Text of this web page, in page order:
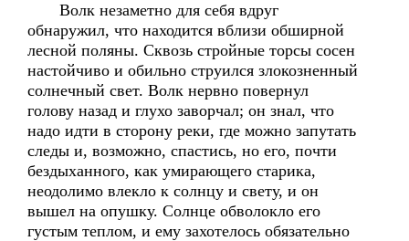
Волк незаметно для себя вдруг
обнаружил, что находится вблизи обширной
лесной поляны. Сквозь стройные торсы сосен
настойчиво и обильно струился злокозненный
солнечный свет. Волк нервно повернул
голову назад и глухо заворчал; он знал, что
надо идти в сторону реки, где можно запутать
следы и, возможно, спастись, но его, почти
бездыханного, как умирающего старика,
неодолимо влекло к солнцу и свету, и он
вышел на опушку. Солнце обволокло его
густым теплом, и ему захотелось обязательно